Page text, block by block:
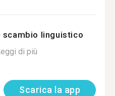
scambio linguistico
di più
Scarica la app